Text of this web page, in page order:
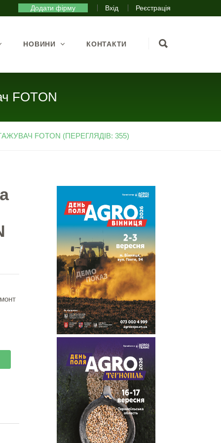
Додати фірму Вхід Реєстрація
НОВИНИ КОНТАКТИ
FOTON
FOTON (ПЕРЕГЛЯДІВ: 355)